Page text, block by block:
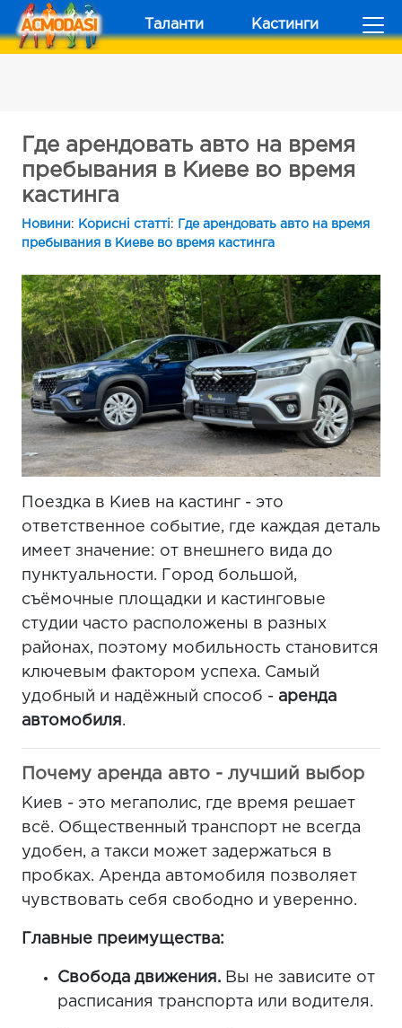
Таланти Кастинги
Где арендовать авто на время
пребывания в Киеве во время
кастинга
Новини: Корисні статті:
Где арендовать авто на время
пребывания в Киеве во время кастинга
Поездка в Киев на кастинг - это
ответственное событие, где каждая деталь
имеет значение: от внешнего вида до
пунктуальности. Город большой,
съёмочные площадки и кастинговые
студии часто расположены в разных
районах, поэтому мобильность становится
ключевым фактором успеха. Самый
удобный и надёжный способ - аренда
автомобиля.
Почему аренда авто - лучший выбор
Киев - это мегаполис, где время решает
всё. Общественный транспорт не всегда
удобен, а такси может задержаться в
пробках. Аренда автомобиля позволяет
чувствовать себя свободно и уверенно.
Главные преимущества:
Свобода движения. Вы не зависите от
расписания транспорта или водителя.